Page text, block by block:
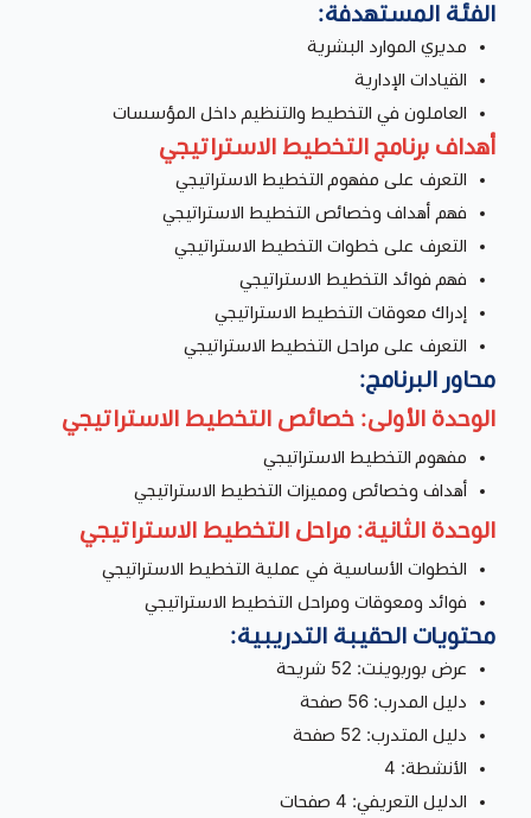
الفئة المستهدفة:
مديري الموارد البشرية
القيادات الإدارية
العاملون في التخطيط والتنظيم داخل المؤسسات
أهداف برنامج التخطيط الاستراتيجي
التعرف على مفهوم التخطيط الاستراتيجي
فهم أهداف وخصائص التخطيط الاستراتيجي
التعرف على خطوات التخطيط الاستراتيجي
فهم فوائد التخطيط الاستراتيجي
إدراك معوقات التخطيط الاستراتيجي
التعرف على مراحل التخطيط الاستراتيجي
محاور البرنامج:
الوحدة الأولى: خصائص التخطيط الاستراتيجي
مفهوم التخطيط الاستراتيجي
أهداف وخصائص ومميزات التخطيط الاستراتيجي
الوحدة الثانية: مراحل التخطيط الاستراتيجي
الخطوات الأساسية في عملية التخطيط الاستراتيجي
فوائد ومعوقات ومراحل التخطيط الاستراتيجي
محتويات الحقيبة التدريبية:
عرض بوربوينت: 52 شريحة
دليل المدرب: 56 صفحة
دليل المتدرب: 52 صفحة
الأنشطة: 4
الدليل التعريفي: 4 صفحات